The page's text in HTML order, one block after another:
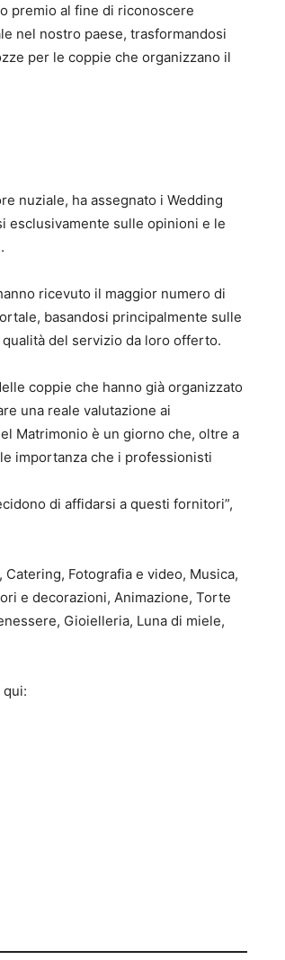
premio al fine di riconoscere
nel nostro paese, trasformandosi
per le coppie che organizzano il
nuziale, ha assegnato i Wedding
esclusivamente sulle opinioni e le
ricevuto il maggior numero di
basandosi principalmente sulle
del servizio da loro offerto.
coppie che hanno già organizzato
una reale valutazione ai
Matrimonio è un giorno che, oltre a
importanza che i professionisti
di affidarsi a questi fornitori”,
Fotografia e video, Musica,
e decorazioni, Animazione, Torte
Gioielleria, Luna di miele,